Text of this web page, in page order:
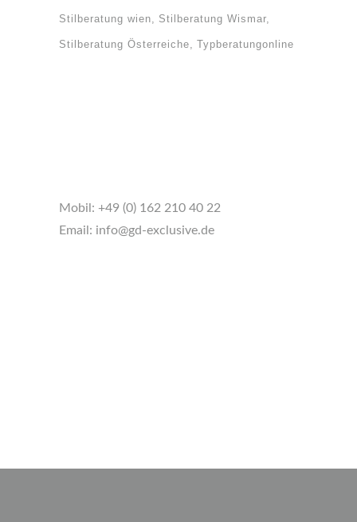
Stilberatung wien Stilberatung Wismar
Stilberatung Österreiche Typberatungonline
Mobil: +49 (0) 162 210 40 22
Email: info@gd-exclusive.de